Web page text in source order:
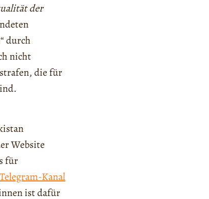
der
durch
nicht
die für
Website
für
Telegram-Kanal
ist dafür